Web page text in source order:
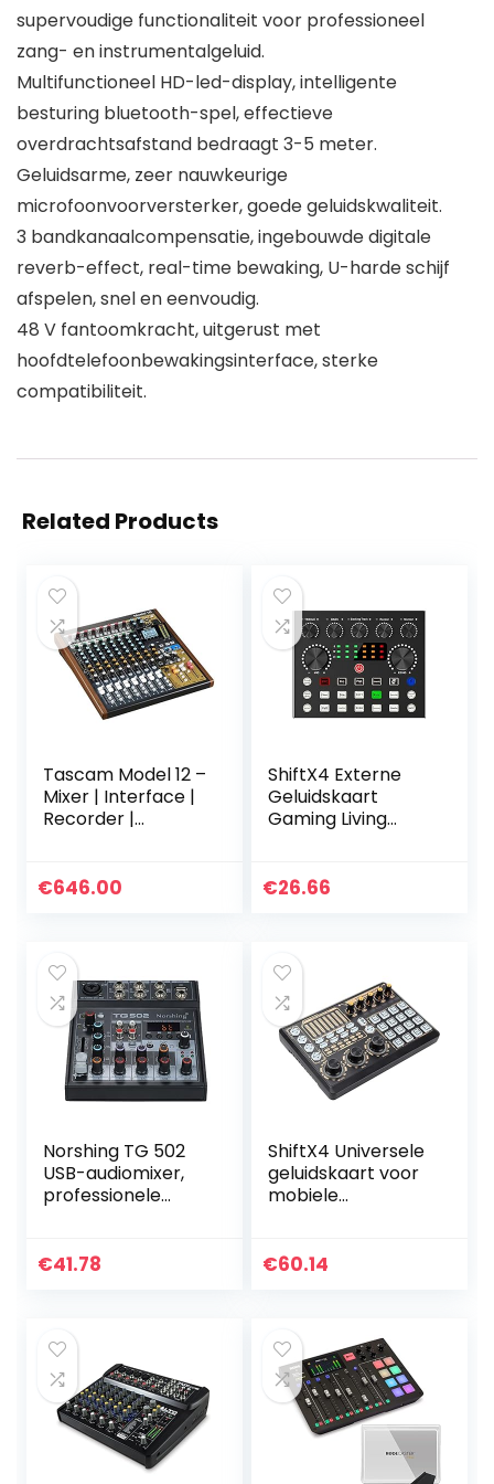
supervoudige functionaliteit voor professioneel
zang- en instrumentalgeluid.
Multifunctioneel HD-led-display, intelligente
besturing bluetooth-spel, effectieve
overdrachtsafstand bedraagt 3-5 meter.
Geluidsarme, zeer nauwkeurige
microfoonvoorversterker, goede geluidskwaliteit.
3 bandkanaalcompensatie, ingebouwde digitale
reverb-effect, real-time bewaking, U-harde schijf
afspelen, snel en eenvoudig.
48 V fantoomkracht, uitgerust met
hoofdtelefoonbewakingsinterface, sterke
compatibiliteit.
Related Products
Tascam Model 12 –
Mixer | Interface |
Recorder |
mengpaneel met
€646.00
ShiftX4 Externe
Geluidskaart
Gaming Living
voor Live
€26.66
Norshing TG 502
USB-audiomixer,
professionele
soundboard
€41.78
ShiftX4 Universele
geluidskaart voor
mobiele
opnamemixers 16
€60.14